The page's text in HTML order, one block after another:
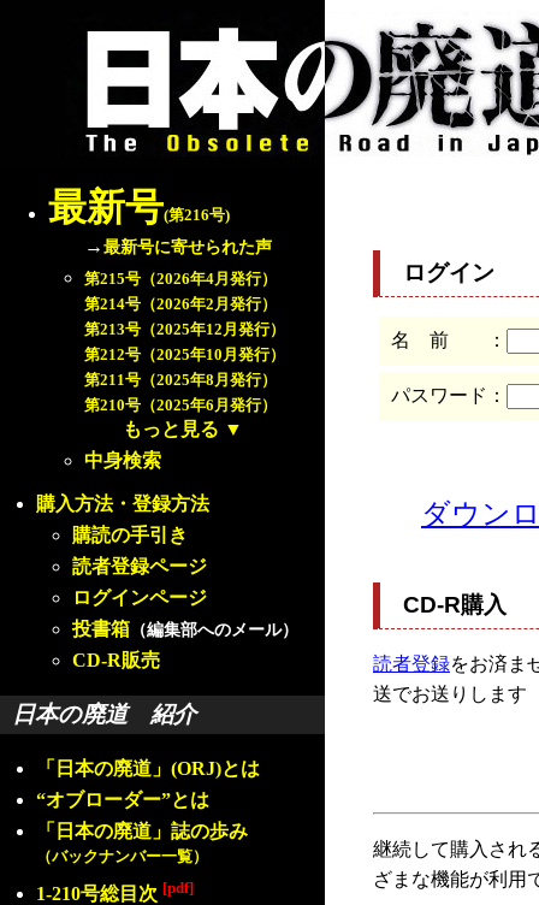
最新号(第216号)
→最新号に寄せられた声
第215号（2026年4月発行）
第214号（2026年2月発行）
第213号（2025年12月発行）
第212号（2025年10月発行）
第211号（2025年8月発行）
第210号（2025年6月発行）
もっと見る ▼
中身検索
購入方法・登録方法
購読の手引き
読者登録ページ
ログインページ
投書箱 （編集部へのメール）
CD-R販売
日本の廃道 紹介
「日本の廃道」(ORJ)とは
“オブローダー”とは
「日本の廃道」誌の歩み
（バックナンバー一覧）
1-210号総目次 [pdf]
ログイン
名 前 ：
パスワード：
ダウン
CD-R購入
読者登録をお済ま
送でお送りします
継続して購入され
ざまな機能が利用